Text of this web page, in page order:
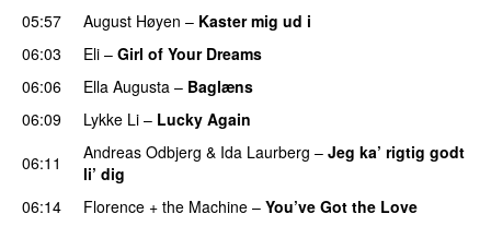
05:57
August Høyen – Kaster mig ud i
06:03 Eli – Girl of Your Dreams
06:06 Ella Augusta – Baglæns
06:09
Lykke Li – Lucky Again
06:11 Andreas Odbjerg & Ida Laurberg – Jeg ka’ rigtig godt
li’ dig
06:14
Florence + the Machine – You’ve Got the Love